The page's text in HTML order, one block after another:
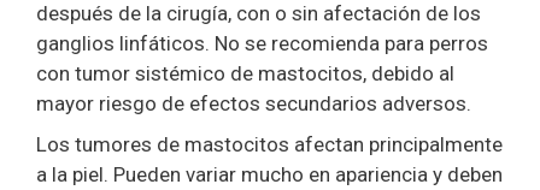
después de la cirugía, con o sin afectación de los
ganglios linfáticos. No se recomienda para perros
con tumor sistémico de mastocitos, debido al
mayor riesgo de efectos secundarios adversos.
Los tumores de mastocitos afectan principalmente
a la piel. Pueden variar mucho en apariencia y deben